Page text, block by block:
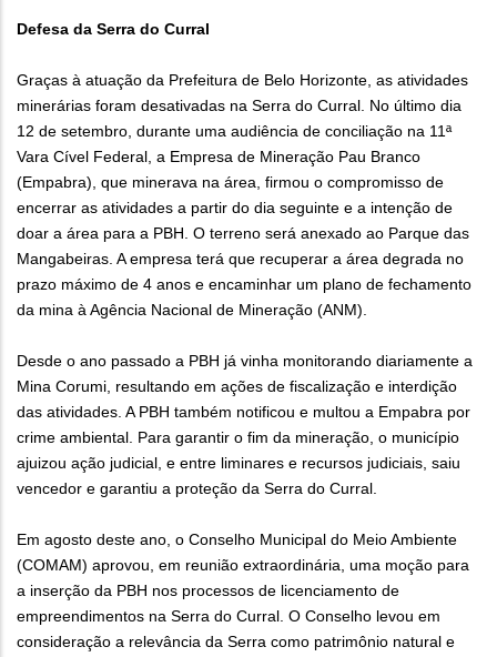
Defesa da Serra do Curral
Graças à atuação da Prefeitura de Belo Horizonte, as atividades
minerárias foram desativadas na Serra do Curral. No último dia
12 de setembro, durante uma audiência de conciliação na 11ª
Vara Cível Federal, a Empresa de Mineração Pau Branco
(Empabra), que minerava na área, firmou o compromisso de
encerrar as atividades a partir do dia seguinte e a intenção de
doar a área para a PBH. O terreno será anexado ao Parque das
Mangabeiras. A empresa terá que recuperar a área degrada no
prazo máximo de 4 anos e encaminhar um plano de fechamento
da mina à Agência Nacional de Mineração (ANM).
Desde o ano passado a PBH já vinha monitorando diariamente a
Mina Corumi, resultando em ações de fiscalização e interdição
das atividades. A PBH também notificou e multou a Empabra por
crime ambiental. Para garantir o fim da mineração, o município
ajuizou ação judicial, e entre liminares e recursos judiciais, saiu
vencedor e garantiu a proteção da Serra do Curral.
Em agosto deste ano, o Conselho Municipal do Meio Ambiente
(COMAM) aprovou, em reunião extraordinária, uma moção para
a inserção da PBH nos processos de licenciamento de
empreendimentos na Serra do Curral. O Conselho levou em
consideração a relevância da Serra como patrimônio natural e